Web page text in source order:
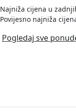
Najniža cijena u
Povijesno najniža
Pogledaj sve